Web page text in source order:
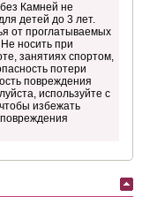
Камней не
детей до 3 лет.
от проглатываемых
носить при
занятиях спортом,
потери
повреждения
используйте с
избежать